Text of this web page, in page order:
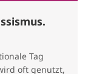
Tag
oft genutzt,